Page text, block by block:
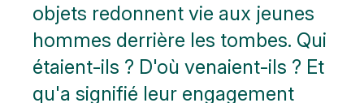
objets redonnent vie aux jeunes
hommes derrière les tombes. Qui
étaient-ils ? D'où venaient-ils ? Et
qu'a signifié leur engagement